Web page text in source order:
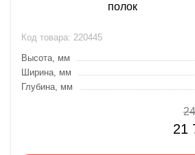
полок
Код товара: 220445
Высота, мм
Ширина, мм
Глубина, мм
21